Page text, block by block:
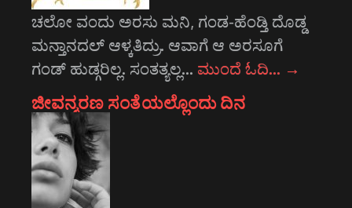
ಚಲೋ ವಂದು ಅರಸು ಮನಿ, ಗಂಡ-ಹೆಂಡ್ತಿ ದೊಡ್ಡ
ಮನ್ತಾನದಲ್ ಆಳ್ಕತಿದ್ರು. ಆವಾಗೆ ಆ ಅರಸೂಗೆ
ಗಂಡ್ ಹುಡ್ಗರಿಲ್ಲ. ಸಂತತ್ಯಲ್ಲ… ಮುಂದೆ ಓದಿ… →
ಜೀವನ್ಮರಣ ಸಂತೆಯಲ್ಲೊಂದು ದಿನ